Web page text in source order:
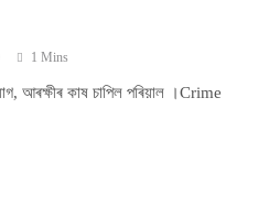
1 Mins
আৰক্ষীৰ কাষ চাপিল পৰিয়াল ।Crime